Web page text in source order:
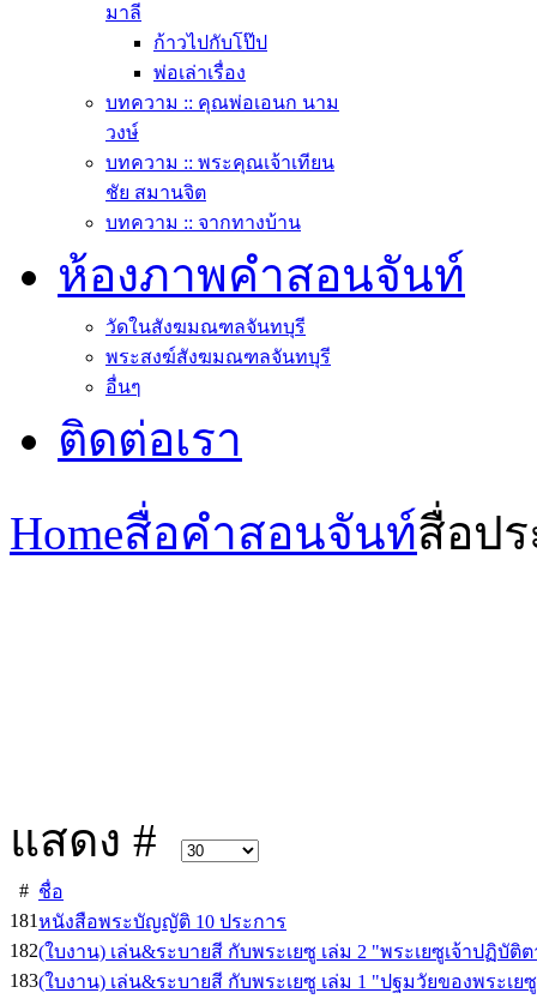
มาลี
ก้าวไปกับโป๊ป
พ่อเล่าเรื่อง
บทความ :: คุณพ่อเอนก นาม
วงษ์
บทความ :: พระคุณเจ้าเทียน
ชัย สมานจิต
บทความ :: จากทางบ้าน
ห้องภาพคำสอนจันท์
วัดในสังฆมณฑลจันทบุรี
พระสงฆ์สังฆมณฑลจันทบุรี
อื่นๆ
ติดต่อเรา
Homeสื่อคำสอนจันท์สื่อป
แสดง #
# ชื่อ
181หนังสือพระบัญญัติ 10 ประการ
182(ใบงาน) เล่น&ระบายสี กับพระเยซู เล่ม 2 "พระเยซูเจ้าปฏิบั
183(ใบงาน) เล่น&ระบายสี กับพระเยซู เล่ม 1 "ปฐมวัยของพระเย